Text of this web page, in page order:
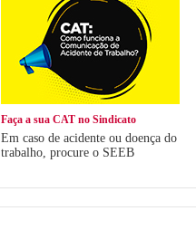
Faça a sua CAT no Sindicato
Em caso de acidente ou doença do
trabalho, procure o SEEB